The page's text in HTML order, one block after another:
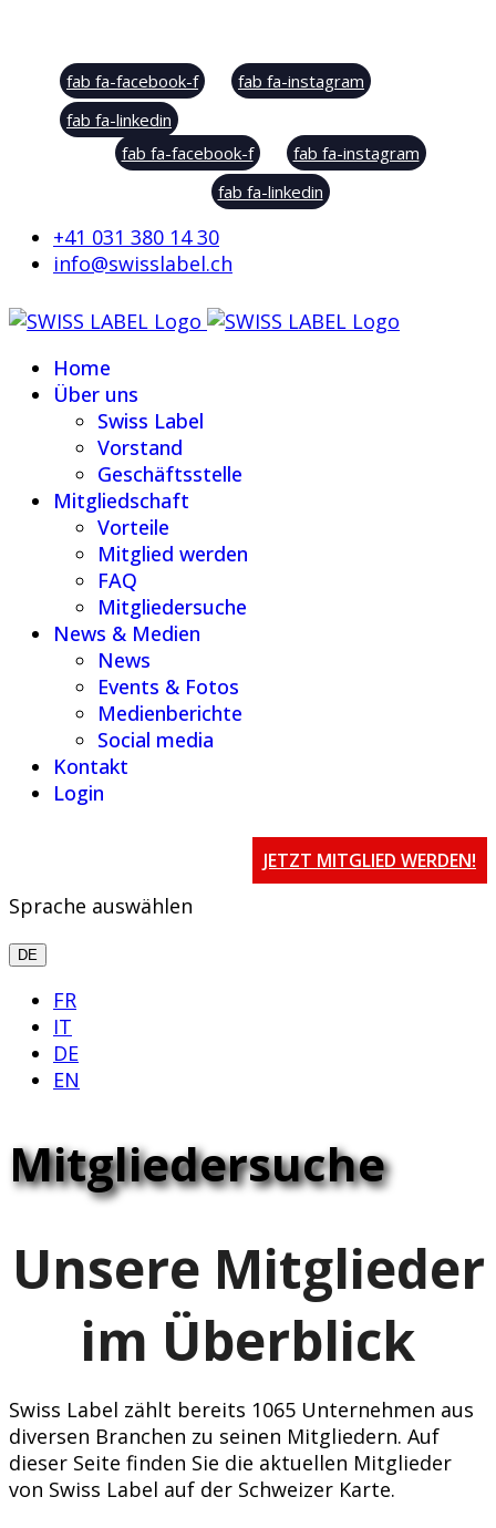
fab fa-facebook-f
fab fa-instagram
fab fa-linkedin
fab fa-facebook-f
fab fa-instagram
fab fa-linkedin
+41 031 380 14 30
info@swisslabel.ch
Home
Über uns
Swiss Label
Vorstand
Geschäftsstelle
Mitgliedschaft
Vorteile
Mitglied werden
FAQ
Mitgliedersuche
News & Medien
News
Events & Fotos
Medienberichte
Social media
Kontakt
Login
JETZT MITGLIED WERDEN!
Sprache auswählen
DE
FR
IT
DE
EN
Mitgliedersuche
Unsere Mitglieder
im Überblick
Swiss Label zählt bereits 1065 Unternehmen aus
diversen Branchen zu seinen Mitgliedern. Auf
dieser Seite finden Sie die aktuellen Mitglieder
von Swiss Label auf der Schweizer Karte.